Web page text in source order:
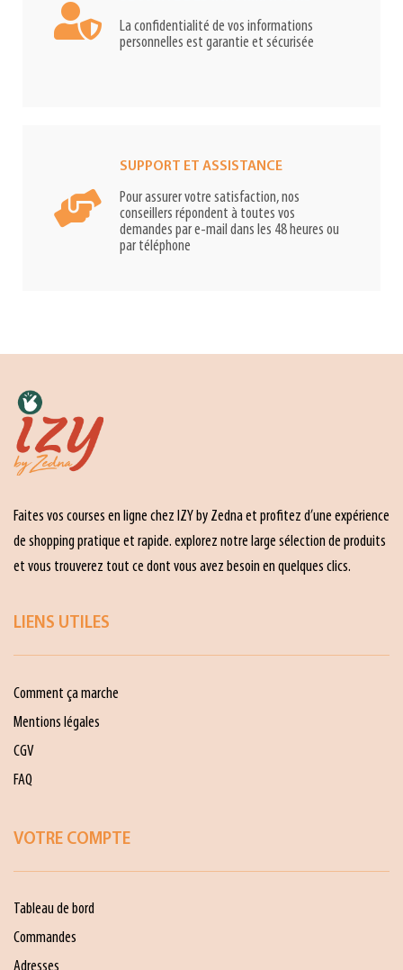
La confidentialité de vos informations
personnelles est garantie et sécurisée
SUPPORT ET ASSISTANCE
Pour assurer votre satisfaction, nos
conseillers répondent à toutes vos
demandes par e-mail dans les 48 heures ou
par téléphone
Faites vos courses en ligne chez IZY by Zedna et profitez d’une expérience
de shopping pratique et rapide. explorez notre large sélection de produits
et vous trouverez tout ce dont vous avez besoin en quelques clics.
LIENS UTILES
Comment ça marche
Mentions légales
CGV
FAQ
VOTRE COMPTE
Tableau de bord
Commandes